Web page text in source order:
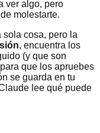
ver algo, pero
molestarte.
sola cosa, pero la
, encuentra los
(y que son
que los apruebes
se guarda en tu
lee qué puede